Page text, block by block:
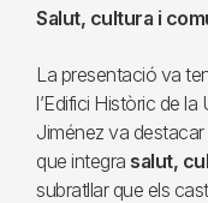
Salut, cultura i
La presentació va
l’Edifici Històric de la
Jiménez va
que integra salut,
subratllar que els